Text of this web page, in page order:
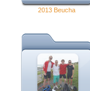
2013 Beucha